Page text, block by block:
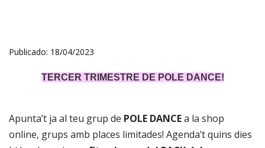
Publicado: 18/04/2023
TERCER TRIMESTRE DE POLE DANCE!
Apunta’t ja al teu grup de POLE DANCEa la shop
online, grups amb places limitades! Agenda’t quins dies